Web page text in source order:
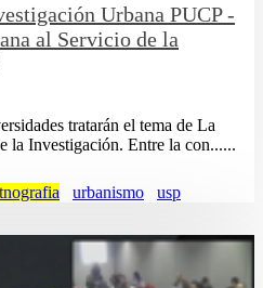
Urbana PUCP -
al Servicio de la
tratarán el tema de La
la Investigación. Entre la con......
urbanismo usp